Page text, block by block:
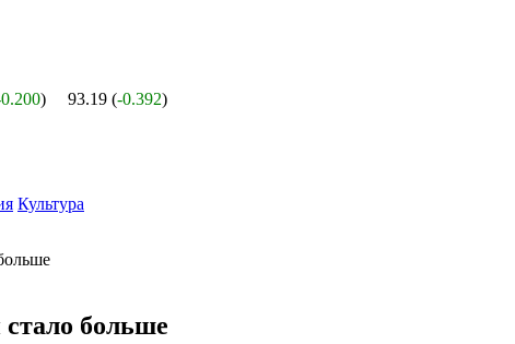
) 93.19 (-0.392)
Культура
больше